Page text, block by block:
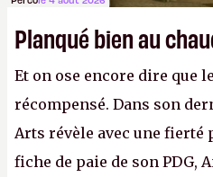
Planqué bien au
Et on ose encore dire que
récompensé. Dans son
Arts révèle avec une fierté
fiche de paie de son PDG,